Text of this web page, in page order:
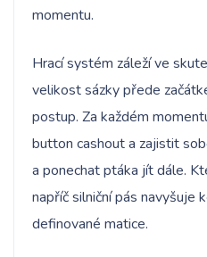
momentu.
Hrací systém záleží ve
velikost sázky přede
postup. Za každém
button cashout a zajistit
a ponechat ptáka jít dále.
napříč silniční pás navyšuje
definované matice.